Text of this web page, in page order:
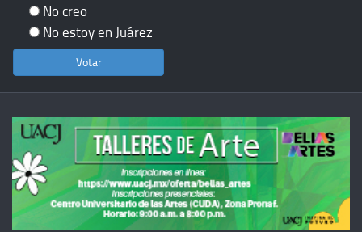
No creo
No estoy en Juárez